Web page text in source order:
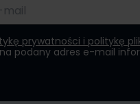
prywatności i politykę
podany adres e-mail